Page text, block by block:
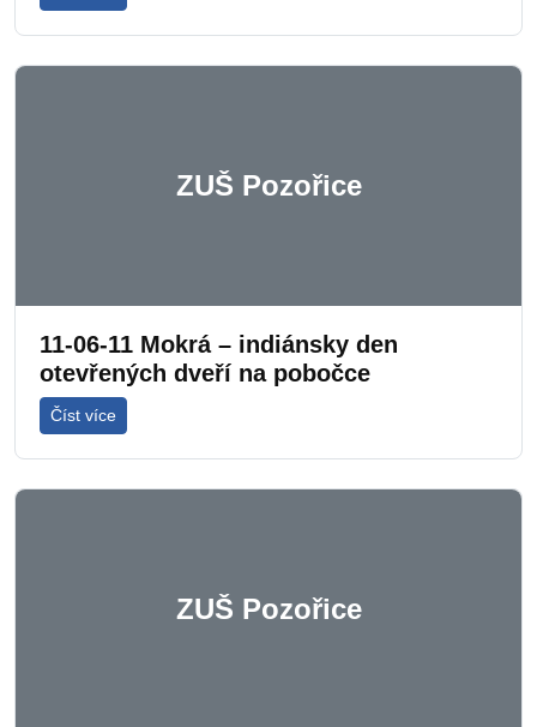
ZUŠ Pozořice
11-06-11 Mokrá – indiánsky den
otevřených dveří na pobočce
Číst více
ZUŠ Pozořice